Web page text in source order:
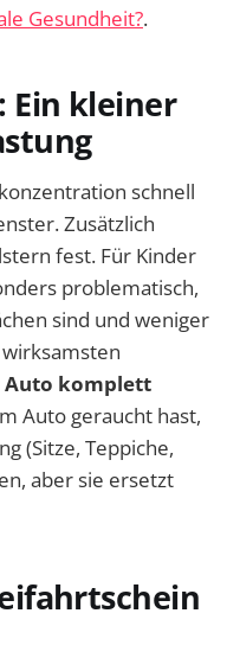
Gesundheit?.
Ein kleiner
schnell
Zusätzlich
fest. Für Kinder
problematisch,
sind und weniger
Auto komplett
Auto geraucht hast,
(Sitze, Teppiche,
aber sie ersetzt